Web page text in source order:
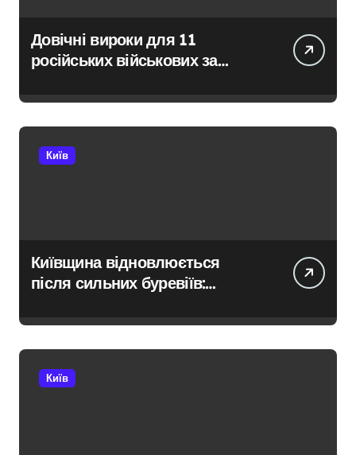
Довічні вироки для 11
російських військових за
Київщині
Київ
Київщина відновлюється
після сильних буревіїв:
понад 18 тисяч родин
залишились без електрики
Київ